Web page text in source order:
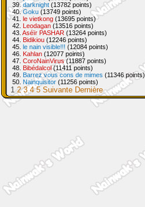
39.darknight (13782 points)
40.Goku (13749 points)
41. le vietkong (13695 points)
42. Leodagan (13516 points)
43. Aséïr PASHAR (13264 points)
44. Bidikiou (12246 points)
45. le nain visible!!! (12084 points)
46. Kahlan (12077 points)
47. CoroNainVirus(11887 points)
48. Bibédalcol(11411 points)
49. Barrez vous cons de mimes (11346 points)
50. Nainquisitor (11256 points)
1 2 3 4 5 Suivante Dernière